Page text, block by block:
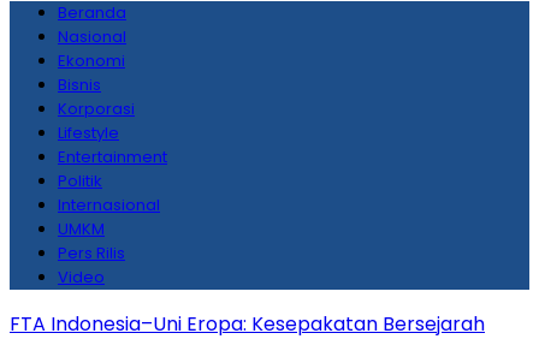
Beranda
Nasional
Ekonomi
Bisnis
Korporasi
Lifestyle
Entertainment
Politik
Internasional
UMKM
Pers Rilis
Video
FTA Indonesia–Uni Eropa: Kesepakatan Bersejarah